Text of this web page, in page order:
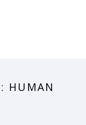
HUMAN